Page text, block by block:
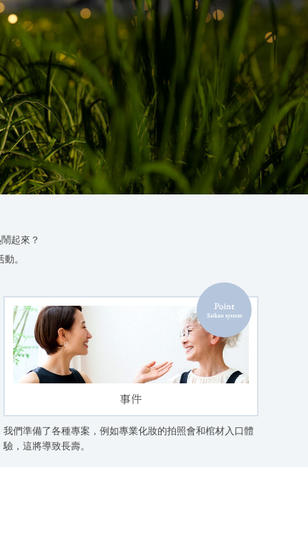
起來？
。
事件
我們準備了各種專案，例如專業化妝的拍照會和棺材入口體
驗，這將導致長壽。